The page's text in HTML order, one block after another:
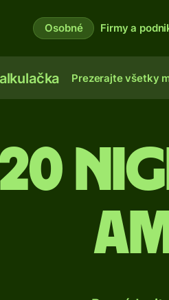
Osobné Firmy a
Prezerajte všetky